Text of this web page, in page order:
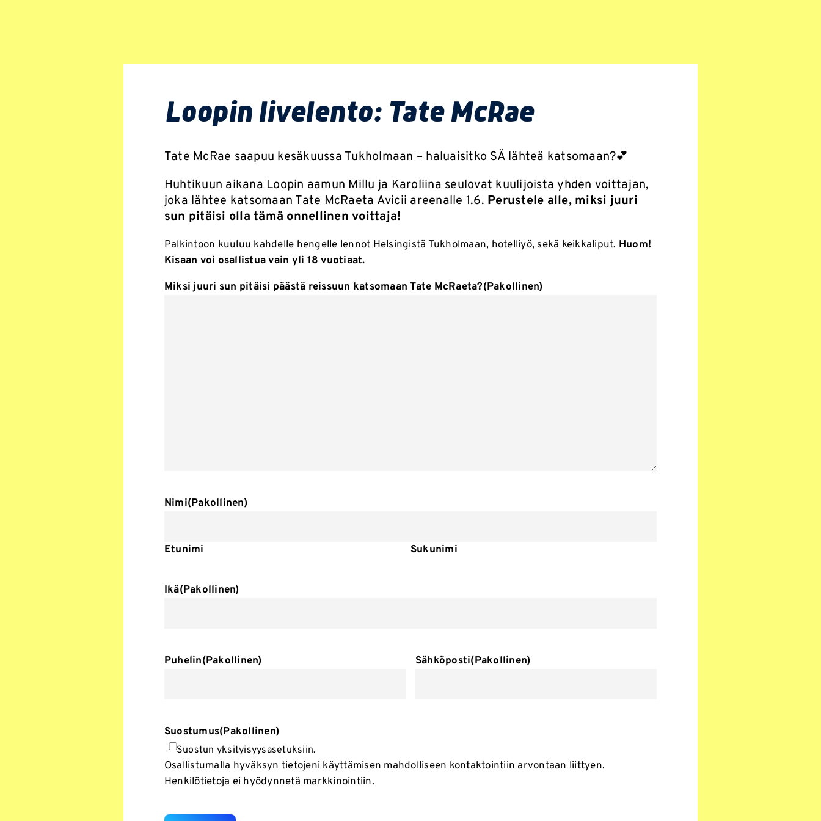
Loopin livelento: Tate McRae
Tate McRae saapuu kesäkuussa Tukholmaan – haluaisitko SÄ lähteä katsomaan?💕
Huhtikuun aikana Loopin aamun Millu ja Karoliina seulovat kuulijoista yhden voittajan,
joka lähtee katsomaan Tate McRaeta Avicii areenalle 1.6. Perustele alle, miksi juuri
sun pitäisi olla tämä onnellinen voittaja!
Palkintoon kuuluu kahdelle hengelle lennot Helsingistä Tukholmaan, hotelliyö, sekä keikkaliput. Huom!
Kisaan voi osallistua vain yli 18 vuotiaat.
Miksi juuri sun pitäisi päästä reissuun katsomaan Tate McRaeta?(Pakollinen)
Nimi(Pakollinen)
Etunimi Sukunimi
Ikä(Pakollinen)
Puhelin(Pakollinen) Sähköposti(Pakollinen)
Suostumus(Pakollinen)
Suostun yksityisyysasetuksiin.
Osallistumalla hyväksyn tietojeni käyttämisen mahdolliseen kontaktointiin arvontaan liittyen.
Henkilötietoja ei hyödynnetä markkinointiin.